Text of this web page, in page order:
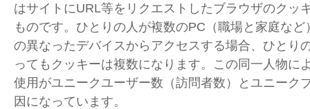
はサイトにURL等をリクエストしたブラウザのクッ
ものです。ひとりの人が複数のPC（職場と家庭な
の異なったデバイスからアクセスする場合、ひとり
ってもクッキーは複数になります。この同一人物に
使用がユニークユーザー数（訪問者数）とユニーク
因になっています。